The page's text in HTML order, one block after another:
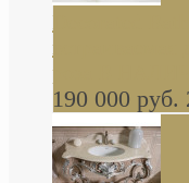
Decorated
встраиваемая
роза В
190 000 руб.